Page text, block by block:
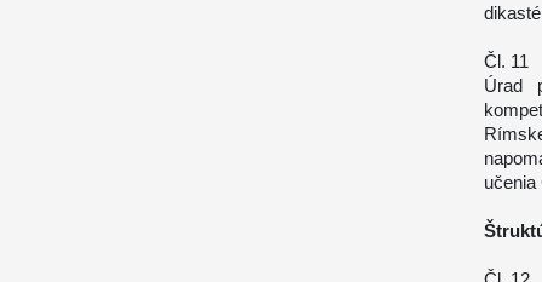
Čl. 11
Úrad
učenia